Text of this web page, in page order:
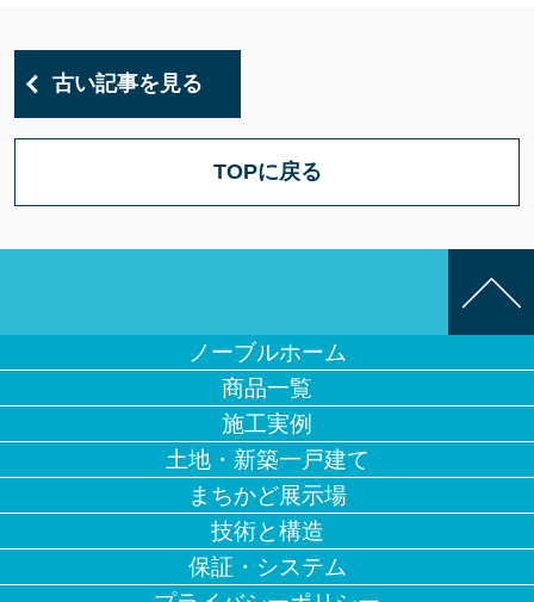
古い記事を見る
TOPに戻る
ノーブルホーム
商品一覧
施工実例
土地・新築一戸建て
まちかど展示場
技術と構造
保証・システム